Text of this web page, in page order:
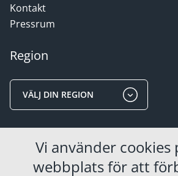
Kontakt
Pressrum
Region
VÄLJ DIN REGION
FÖR STUDERANDE
Vi använder cookies
webbplats för att